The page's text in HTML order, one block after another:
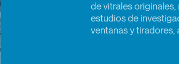
de vitrales
estudios de
ventanas y